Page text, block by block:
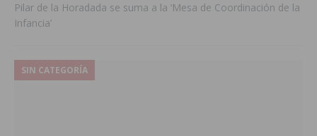
Pilar de la Horadada se suma a la ‘Mesa de Coordinación de la
Infancia’
SIN CATEGORÍA